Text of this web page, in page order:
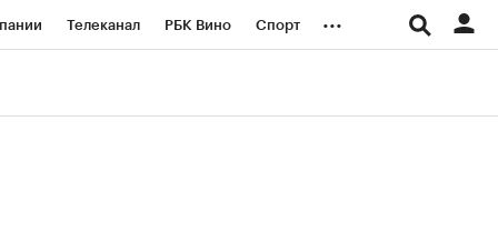
Телеканал РБК Вино Спорт ...